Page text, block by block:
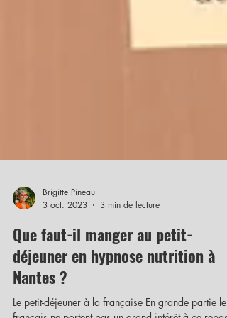
3 oct. 2023
3 min de lecture
Que faut-il manger au petit-
déjeuner en hypnose nutrition à
Nantes ?